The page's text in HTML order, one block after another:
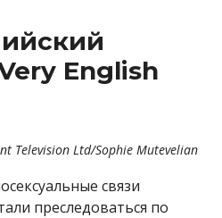
English
Television Ltd/Sophie Mutevelian
связи
преследоваться по